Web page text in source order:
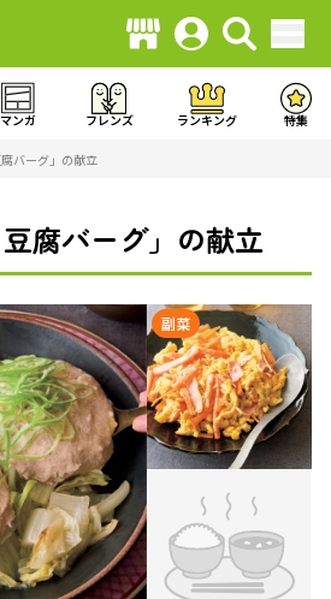
マンガ フレンズ ランキング 特集
腐バーグ」の献立
豆腐バーグ」の献立
副菜